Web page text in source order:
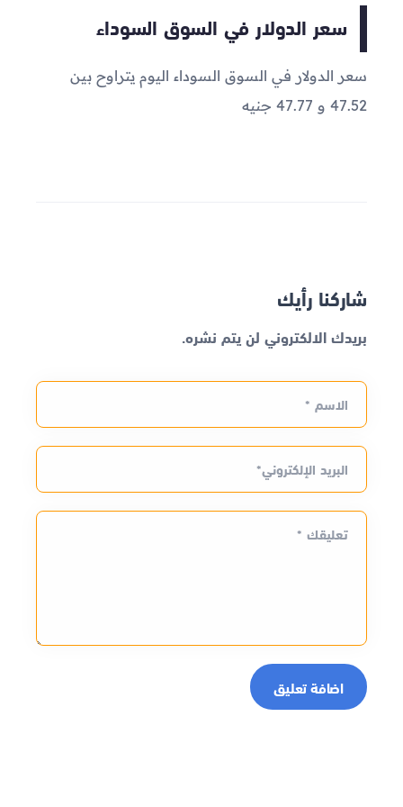
سعر الدولار في السوق السوداء
سعر الدولار في السوق السوداء اليوم يتراوح بين
47.52 و 47.77 جنيه
شاركنا رأيك
بريدك الالكتروني لن يتم نشره.
الاسم *
البريد الإلكتروني*
تعليقك *
اضافة تعليق